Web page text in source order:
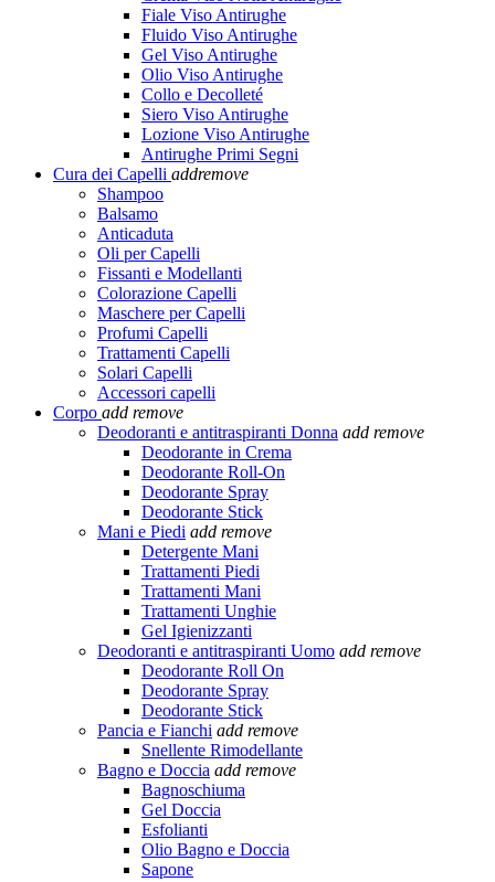
Fiale Viso Antirughe
Fluido Viso Antirughe
Gel Viso Antirughe
Olio Viso Antirughe
Collo e Decolleté
Siero Viso Antirughe
Lozione Viso Antirughe
Antirughe Primi Segni
Cura dei Capelli addremove
Shampoo
Balsamo
Anticaduta
Oli per Capelli
Fissanti e Modellanti
Colorazione Capelli
Maschere per Capelli
Profumi Capelli
Trattamenti Capelli
Solari Capelli
Accessori capelli
Corpo add remove
Deodoranti e antitraspiranti Donna add remove
Deodorante in Crema
Deodorante Roll-On
Deodorante Spray
Deodorante Stick
Mani e Piedi add remove
Detergente Mani
Trattamenti Piedi
Trattamenti Mani
Trattamenti Unghie
Gel Igienizzanti
Deodoranti e antitraspiranti Uomo add remove
Deodorante Roll On
Deodorante Spray
Deodorante Stick
Pancia e Fianchi add remove
Snellente Rimodellante
Bagno e Doccia add remove
Bagnoschiuma
Gel Doccia
Esfolianti
Olio Bagno e Doccia
Sapone